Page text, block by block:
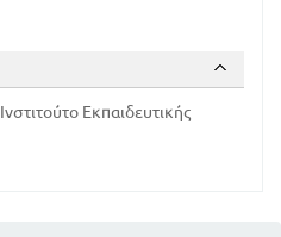
Ινστιτούτο Εκπαιδευτικής